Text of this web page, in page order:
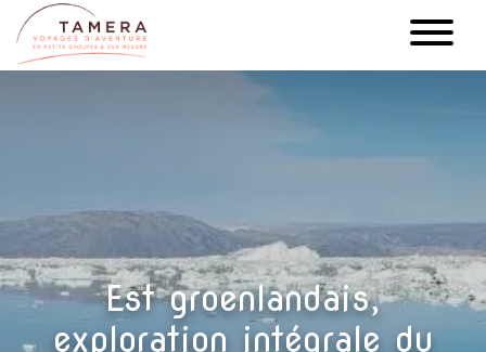
Aller
au
contenu
Est groenlandais,
exploration intégrale du